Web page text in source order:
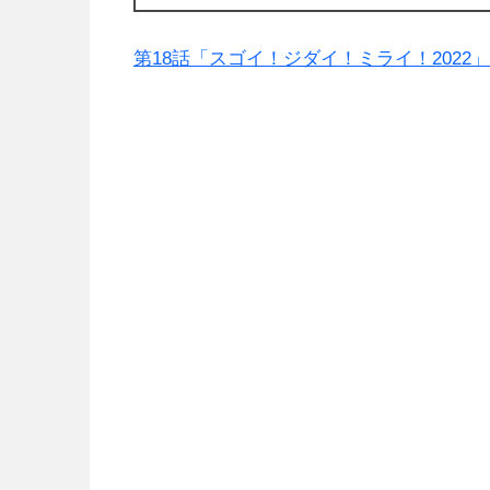
第18話「スゴイ！ジダイ！ミライ！2022